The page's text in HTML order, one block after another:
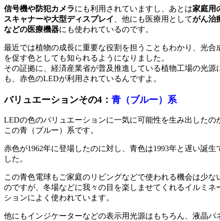
信号機や防犯カメラにも利用されていますし、あとは家庭用
スキャナーや大型ディスプレイ
、他にも医療用としてがん治
などの医療機器にも使われているのです。
最近では植物の成長に重要な役割を担うこともわかり、光合
を促す色としても知られるようになりました。
その証拠に、経済産業省が普及推進している植物工場の光源
も、赤色のLEDが利用されているんですよ。
バリュエーションその4： 青（ブルー）系
LEDの色のバリュエーションに一気に可能性を生み出したの
この青（ブルー）系です。
赤色が1962年に登場したのに対し、青色は1993年と遅い誕生
した。
この青色電球もご家庭のリビングなどで使われる機会は少な
のですが、冬場などに我々の目を楽しませてくれるイルミネ
ションによく使われています。
他にもインジケーターなどの表示用光源はもちろん、液晶パ